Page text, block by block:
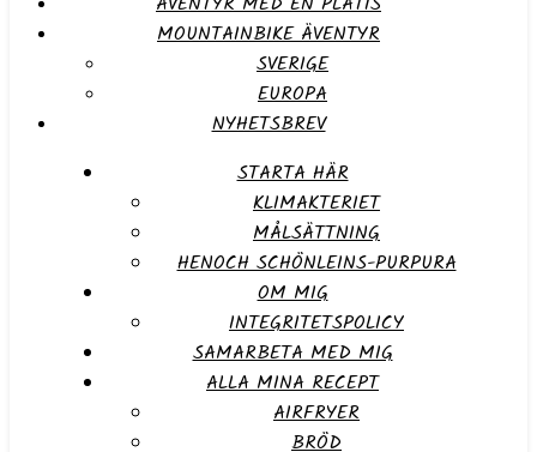
MOUNTAINBIKE ÄVENTYR
SVERIGE
EUROPA
NYHETSBREV
STARTA HÄR
KLIMAKTERIET
MÅLSÄTTNING
HENOCH SCHÖNLEINS-PURPURA
OM MIG
INTEGRITETSPOLICY
SAMARBETA MED MIG
ALLA MINA RECEPT
AIRFRYER
BRÖD